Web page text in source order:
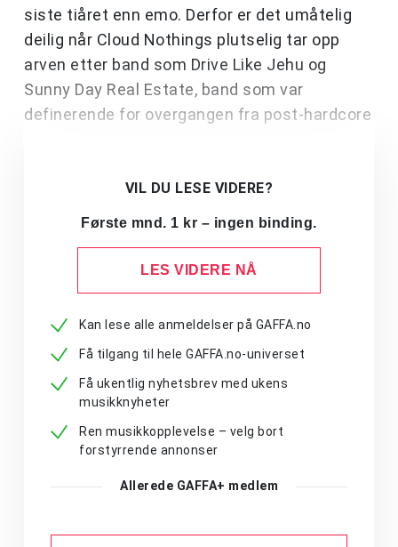
siste tiåret enn emo. Derfor er det umåtelig
deilig når Cloud Nothings plutselig tar opp
arven etter band som Drive Like Jehu og
Sunny Day Real Estate, band som var
definerende for overgangen fra post-hardcore
VIL DU LESE VIDERE?
Første mnd. 1 kr – ingen binding.
LES VIDERE NÅ
Kan lese alle anmeldelser på GAFFA.no
Få tilgang til hele GAFFA.no-universet
Få ukentlig nyhetsbrev med ukens
musikknyheter
Ren musikkopplevelse – velg bort
forstyrrende annonser
Allerede GAFFA+ medlem